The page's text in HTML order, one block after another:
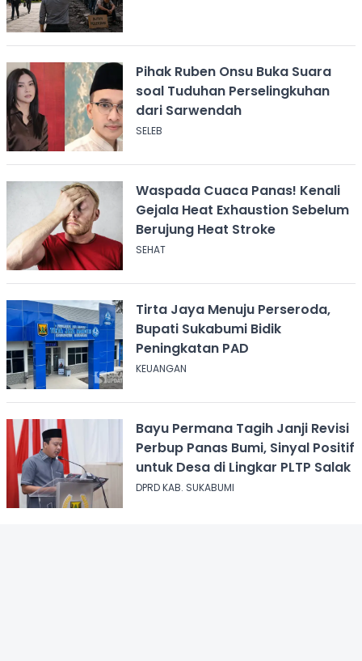
Pihak Ruben Onsu Buka Suara
soal Tuduhan Perselingkuhan
dari Sarwendah
SELEB
Waspada Cuaca Panas! Kenali
Gejala Heat Exhaustion Sebelum
Berujung Heat Stroke
SEHAT
Tirta Jaya Menuju Perseroda,
Bupati Sukabumi Bidik
Peningkatan PAD
KEUANGAN
Bayu Permana Tagih Janji Revisi
Perbup Panas Bumi, Sinyal Positif
untuk Desa di Lingkar PLTP Salak
DPRD KAB. SUKABUMI